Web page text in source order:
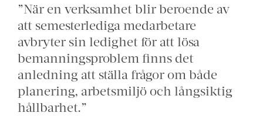
”När en verksamhet blir beroende av
att semesterlediga medarbetare
avbryter sin ledighet för att lösa
bemanningsproblem finns det
anledning att ställa frågor om både
planering, arbetsmiljö och långsiktig
hållbarhet.”